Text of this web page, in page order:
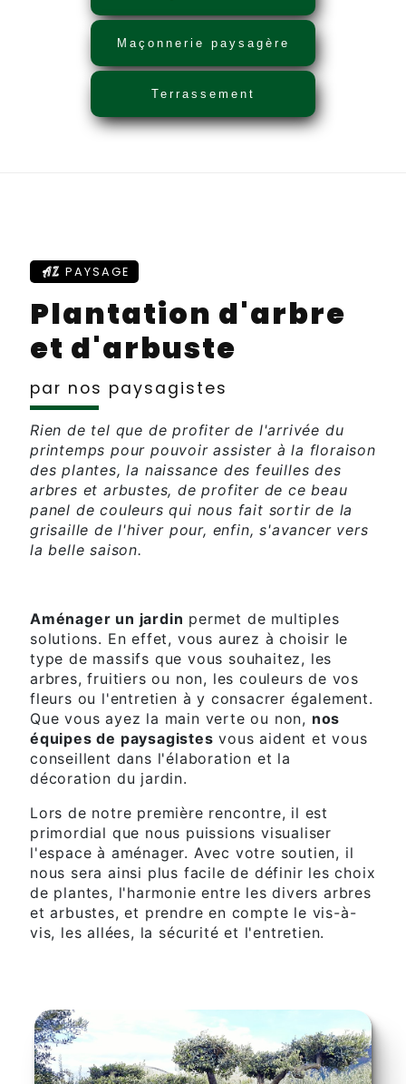
Maçonnerie paysagère
Terrassement
AZ PAYSAGE
Plantation d'arbre
et d'arbuste
par nos paysagistes
Rien de tel que de profiter de l'arrivée du
printemps pour pouvoir assister à la floraison
des plantes, la naissance des feuilles des
arbres et arbustes, de profiter de ce beau
panel de couleurs qui nous fait sortir de la
grisaille de l'hiver pour, enfin, s'avancer vers
la belle saison.
Aménager un jardin permet de multiples
solutions. En effet, vous aurez à choisir le
type de massifs que vous souhaitez, les
arbres, fruitiers ou non, les couleurs de vos
fleurs ou l'entretien à y consacrer également.
Que vous ayez la main verte ou non, nos
équipes de paysagistes vous aident et vous
conseillent dans l'élaboration et la
décoration du jardin.
Lors de notre première rencontre, il est
primordial que nous puissions visualiser
l'espace à aménager. Avec votre soutien, il
nous sera ainsi plus facile de définir les choix
de plantes, l'harmonie entre les divers arbres
et arbustes, et prendre en compte le vis-à-
vis, les allées, la sécurité et l'entretien.